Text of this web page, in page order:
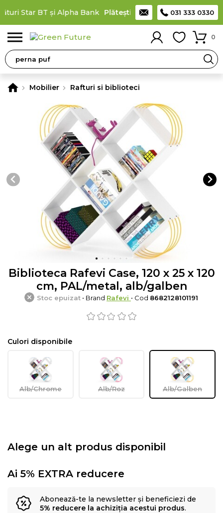
Star BT și Alpha Bank Plătești în rate prin cardul de
031 333 0330
0
Mobilier Rafturi si biblioteci
Biblioteca Rafevi Case, 120 x 25 x 120
cm, PAL/metal, alb/galben
Stoc epuizat • Brand Rafevi • Cod 8682128101191
Culori disponibile
Alb/Chrome Alb/Roz Alb/Galben
Alege un alt produs disponibil
Ai 5% EXTRA reducere
Abonează-te la newsletter și beneficiezi de
5% reducere la achiziția acestui produs.